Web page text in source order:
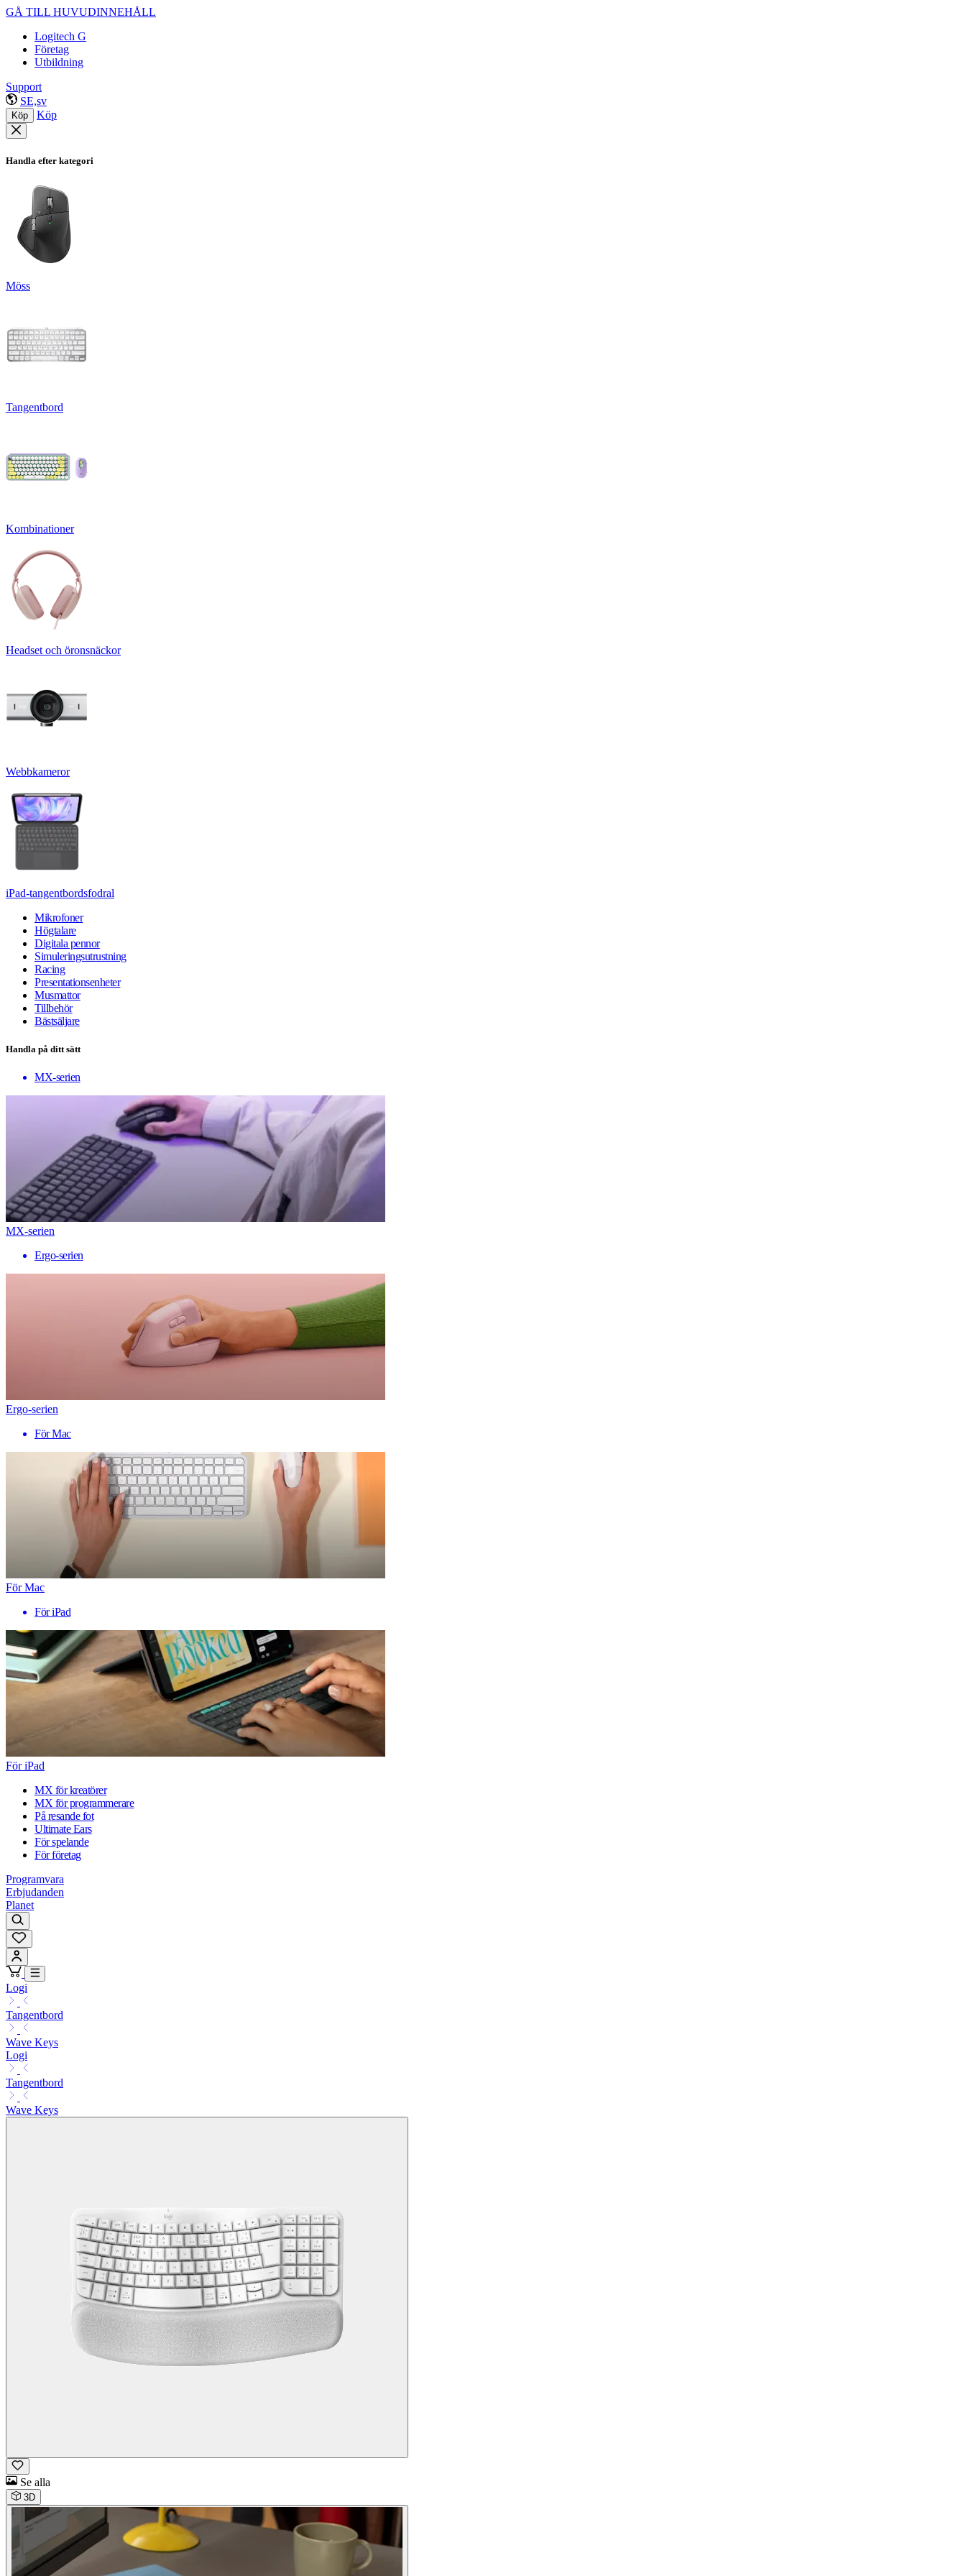
GÅ TILL HUVUDINNEHÅLL
Logitech G
Företag
Utbildning
Support
SE,sv
Köp Köp
Handla efter kategori
Möss
Tangentbord
Kombinationer
Headset och öronsnäckor
Webbkameror
iPad-tangentbordsfodral
Mikrofoner
Högtalare
Digitala pennor
Simuleringsutrustning
Racing
Presentationsenheter
Musmattor
Tillbehör
Bästsäljare
Handla på ditt sätt
MX-serien
MX-serien
Ergo-serien
Ergo-serien
För Mac
För Mac
För iPad
För iPad
MX för kreatörer
MX för programmerare
På resande fot
Ultimate Ears
För spelande
För företag
Programvara
Erbjudanden
Planet
Logi
Tangentbord
Wave Keys
Logi
Tangentbord
Wave Keys
Se alla
3D